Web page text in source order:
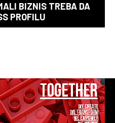
BIZNIS TREBA DA
PROFILU